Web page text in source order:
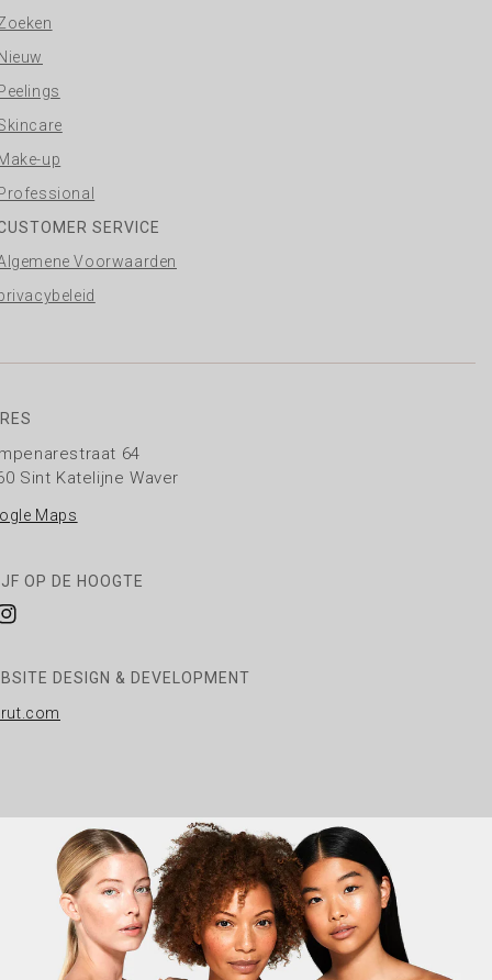
up
SERVICE
Voorwaarden
64
Sint Katelijne Waver
Maps
OP DE HOOGTE
DESIGN & DEVELOPMENT